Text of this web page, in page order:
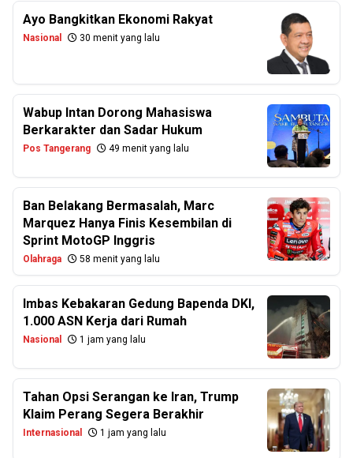
Ayo Bangkitkan Ekonomi Rakyat
Nasional 30 menit yang lalu
Wabup Intan Dorong Mahasiswa
Berkarakter dan Sadar Hukum
Pos Tangerang 49 menit yang lalu
Ban Belakang Bermasalah, Marc
Marquez Hanya Finis Kesembilan di
Sprint MotoGP Inggris
Olahraga 58 menit yang lalu
Imbas Kebakaran Gedung Bapenda DKI,
1.000 ASN Kerja dari Rumah
Nasional 1 jam yang lalu
Tahan Opsi Serangan ke Iran, Trump
Klaim Perang Segera Berakhir
Internasional 1 jam yang lalu